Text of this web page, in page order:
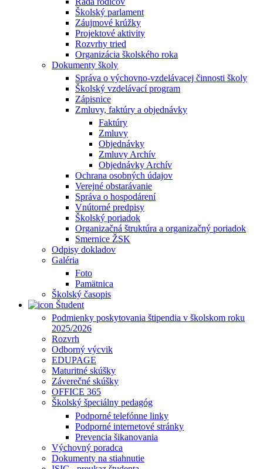
Školský parlament
Záujmové krúžky
Projektové aktivity
Rozvrhy tried
Organizácia školského roka
Dokumenty školy
Správa o výchovno-vzdelávacej činnosti školy
Školský vzdelávací program
Zápisnice
Zmluvy, faktúry a objednávky
Faktúry
Zmluvy
Objednávky
Zmluvy Archív
Objednávky Archív
Ochrana osobných údajov
Verejné obstarávanie
Správa o hospodárení
Vnútorné predpisy
Školský poriadok
Organizačná štruktúra a organizačný poriadok
Smernice ŽSK
Odpisy dokladov
Galéria
Foto
Pamätnica
Školský časopis
Študent
Podmienky poskytovania štipendia v školskom roku
2025/2026
Rozvrh
Odborný výcvik
EDUPAGE
Maturitné skúšky
Záverečné skúšky
OFFICE 365
Školský špeciálny pedagóg
Podporné telefónne linky
Podporné internetové stránky
Prevencia šikanovania
Výchovný poradca
Dokumenty na stiahnutie